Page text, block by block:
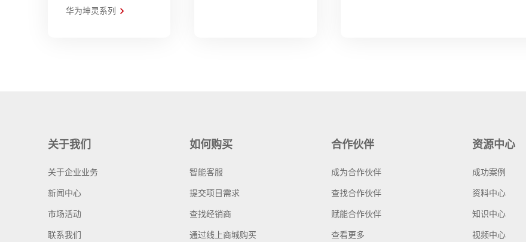
华为坤灵系列
关于我们
关于企业业务
新闻中心
市场活动
联系我们
如何购买
智能客服
提交项目需求
查找经销商
通过线上商城购买
合作伙伴
成为合作伙伴
查找合作伙伴
赋能合作伙伴
查看更多
资源中心
成功案例
资料中心
知识中心
视频中心